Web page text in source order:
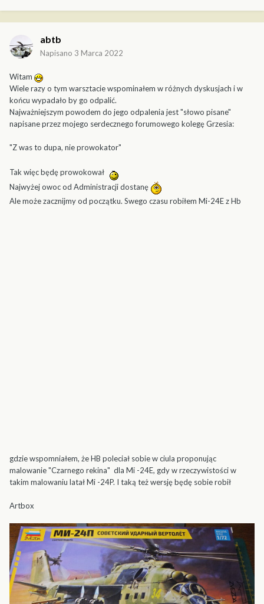
abtb
Napisano 3 Marca 2022
Witam
Wiele razy o tym warsztacie wspominałem w różnych dyskusjach i w
końcu wypadało by go odpalić.
Najważniejszym powodem do jego odpalenia jest "słowo pisane"
napisane przez mojego serdecznego forumowego kolegę Grzesia:
"Z was to dupa, nie prowokator"
Tak więc będę prowokował
Najwyżej owoc od Administracji dostanę
Ale może zacznijmy od początku. Swego czasu robiłem Mi-24E z Hb
gdzie wspomniałem, że HB poleciał sobie w ciula proponując
malowanie "Czarnego rekina" dla Mi -24E, gdy w rzeczywistości w
takim malowaniu latał Mi -24P. I taką też wersję będę sobie robił
Artbox